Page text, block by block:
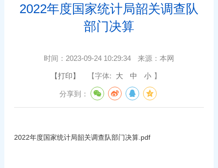
2022年度国家统计局韶关调查队
部门决算
时间： 2023-09-24 10:29:34 来源： 本网
【打印】 【字体: 大 中 小 】
分享到：
2022年度国家统计局韶关调查队部门决算.pdf